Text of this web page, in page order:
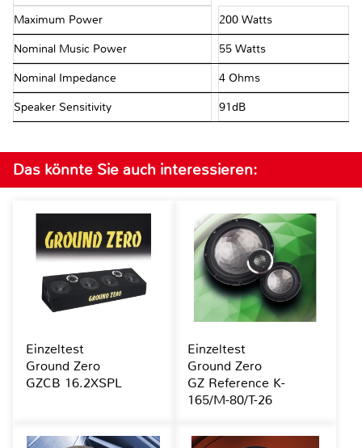
Maximum Power 200 Watts
Nominal Music Power 55 Watts
Nominal Impedance 4 Ohms
Speaker Sensitivity 91dB
Das könnte Sie auch interessieren:
Einzeltest
Ground Zero
GZCB 16.2XSPL
Einzeltest
Ground Zero
GZ Reference K-
165/M-80/T-26